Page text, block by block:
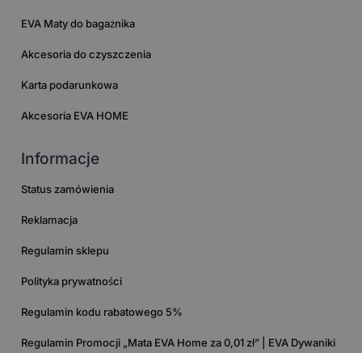
EVA Maty do bagażnika
Akcesoria do czyszczenia
Karta podarunkowa
Akcesoria EVA HOME
Informacje
Status zamówienia
Reklamacja
Regulamin sklepu
Polityka prywatności
Regulamin kodu rabatowego 5%
Regulamin Promocji „Mata EVA Home za 0,01 zł” | EVA Dywaniki